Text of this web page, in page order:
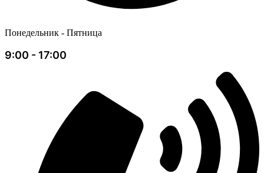
Понедельник - Пятница
9:00 - 17:00